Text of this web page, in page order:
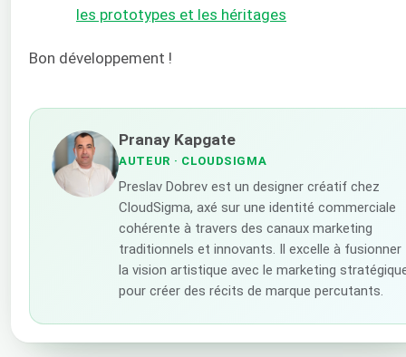
les prototypes et les héritages
Bon développement !
Pranay Kapgate
AUTEUR · CLOUDSIGMA
Preslav Dobrev est un designer créatif chez
CloudSigma, axé sur une identité commerciale
cohérente à travers des canaux marketing
traditionnels et innovants. Il excelle à fusionner
la vision artistique avec le marketing
pour créer des récits de marque percutants.